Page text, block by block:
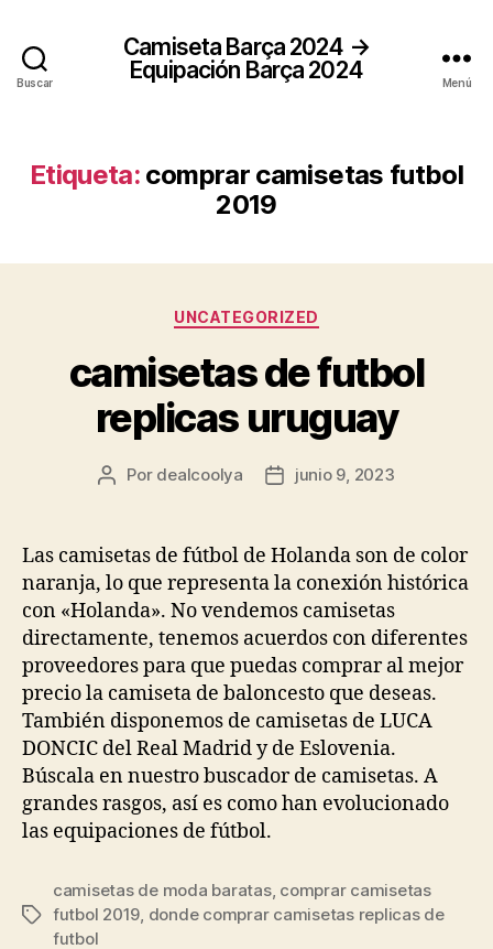
Buscar
Camiseta Barça 2024 →
Equipación Barça 2024
Menú
Etiqueta: comprar camisetas futbol
2019
Categorías
UNCATEGORIZED
camisetas de futbol
replicas uruguay
Autor
entrada
Por dealcoolya
Fecha
entrada
junio 9, 2023
Las camisetas de fútbol de Holanda son de color
naranja, lo que representa la conexión histórica
con «Holanda». No vendemos camisetas
directamente, tenemos acuerdos con diferentes
proveedores para que puedas comprar al mejor
precio la camiseta de baloncesto que deseas.
También disponemos de camisetas de LUCA
DONCIC del Real Madrid y de Eslovenia.
Búscala en nuestro buscador de camisetas. A
grandes rasgos, así es como han evolucionado
las equipaciones de fútbol.
Etiquetas
camisetas de moda baratas, comprar camisetas
futbol 2019 donde comprar camisetas replicas de
futbol